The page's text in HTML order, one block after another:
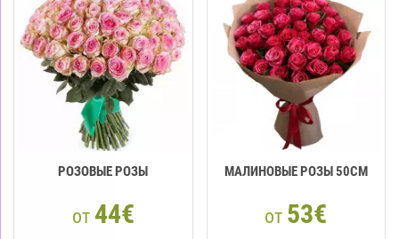
РОЗОВЫЕ РОЗЫ
от 44€
МАЛИНОВЫЕ РОЗЫ 50СМ
от 53€